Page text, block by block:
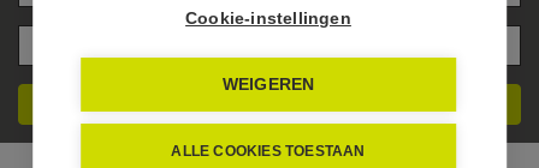
Cookie-instellingen
WEIGEREN
ALLE COOKIES TOESTAAN